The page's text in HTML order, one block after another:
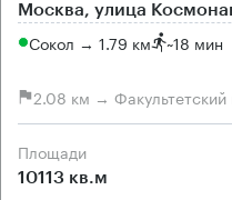
Москва, улица
Сокол → 1.79 км ~18 мин
2.08 км → Факультетский
Площади
10113 кв.м